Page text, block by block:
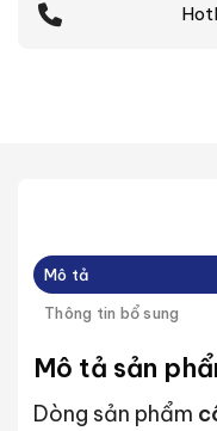
Mô tả
Thông tin bổ sung
Mô tả sản
Dòng sản phẩm